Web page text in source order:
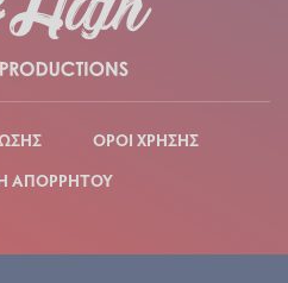
ΟΡΟΙ ΧΡΗΣΗΣ
ΑΠΟΡΡΗΤΟΥ